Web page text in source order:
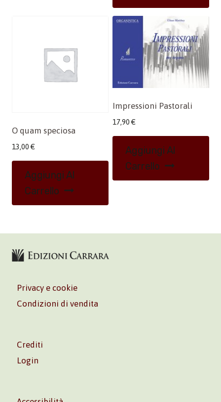
O quam speciosa
13,00 €
Aggiungi Al
Carrello
Impressioni Pastorali
17,90 €
Aggiungi Al
Carrello
Privacy e cookie
Condizioni di vendita
Crediti
Login